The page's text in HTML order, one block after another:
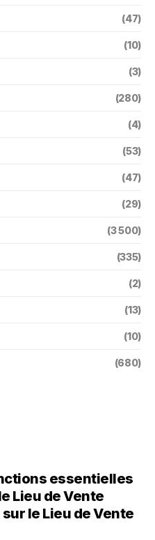
(47)
(10)
(3)
(280)
(4)
(53)
(47)
(29)
(3 500)
(335)
(2)
(13)
(10)
(680)
essentielles
Lieu de Vente
le Lieu de Vente